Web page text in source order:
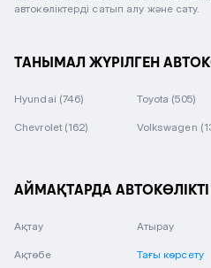
автокөліктерді сатып алу және сату.
ТАНЫМАЛ ЖҮРІЛГЕН
Hyundai (746) Toyota (505)
Chevrolet (162) Volkswagen
АЙМАҚТАРДА
Ақтау
Ақтөбе
Атырау
Тағы көрсету